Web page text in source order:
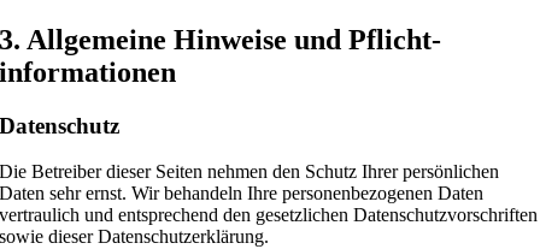
3. Allgemeine Hinweise und Pflicht­
informationen
Datenschutz
Die Betreiber dieser Seiten nehmen den Schutz Ihrer persönlichen
Daten sehr ernst. Wir behandeln Ihre personenbezogenen Daten
vertraulich und entsprechend den gesetzlichen Datenschutzvorschriften
sowie dieser Datenschutzerklärung.